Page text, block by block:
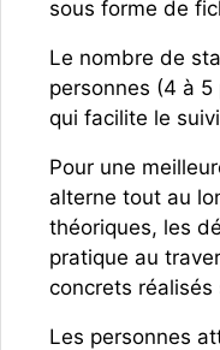
sous forme de
Le nombre de
personnes (4 à 5
qui facilite le
Pour une
alterne tout au
théoriques, les
pratique au
concrets réalisés
Les personnes